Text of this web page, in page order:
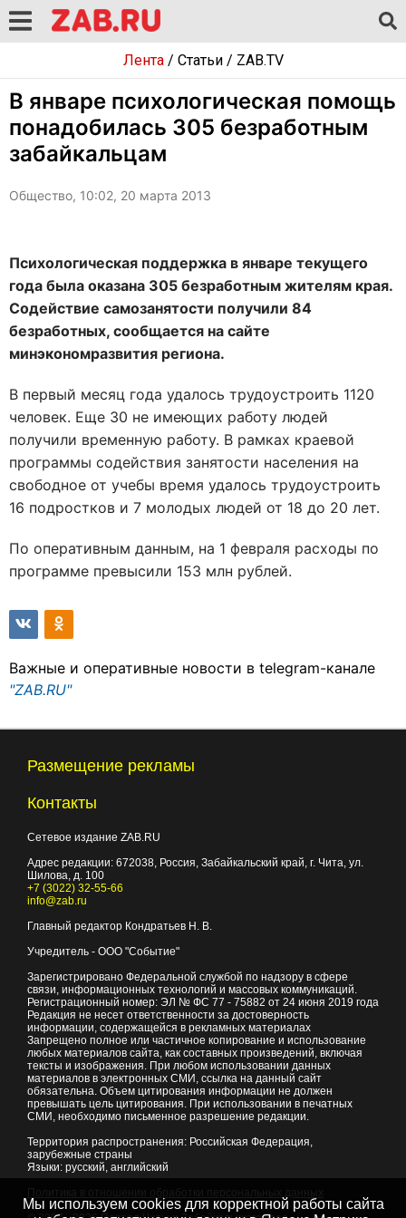
Лента/ Статьи/ ZAB.TV
В январе психологическая помощь
понадобилась 305 безработным
забайкальцам
Общество, 10:02, 20 марта 2013
Психологическая поддержка в январе текущего
года была оказана 305 безработным жителям края.
Содействие самозанятости получили 84
безработных, сообщается на сайте
минэкономразвития региона.
В первый месяц года удалось трудоустроить 1120
человек. Еще 30 не имеющих работу людей
получили временную работу. В рамках краевой
программы содействия занятости населения на
свободное от учебы время удалось трудоустроить
16 подростков и 7 молодых людей от 18 до 20 лет.
По оперативным данным, на 1 февраля расходы по
программе превысили 153 млн рублей.
Важные и оперативные новости в telegram-канале
"ZAB.RU"
Размещение рекламы
Контакты
Сетевое издание ZAB.RU
Адрес редакции: 672038, Россия, Забайкальский край, г. Чита, ул.
Шилова, д. 100
+7 (3022) 32-55-66
info@zab.ru
Главный редактор Кондратьев Н. В.
Учредитель - ООО "Событие"
Зарегистрировано Федеральной службой по надзору в сфере
связи, информационных технологий и массовых коммуникаций.
Регистрационный номер: ЭЛ № ФС 77 - 75882 от 24 июня 2019 года
Редакция не несет ответственности за достоверность
информации, содержащейся в рекламных материалах
Запрещено полное или частичное копирование и использование
любых материалов сайта, как составных произведений, включая
тексты и изображения. При любом использовании данных
материалов в электронных СМИ, ссылка на данный сайт
обязательна. Объем цитирования информации не должен
превышать цель цитирования. При использовании в печатных
СМИ, необходимо письменное разрешение редакции.
Территория распространения: Российская Федерация,
зарубежные страны
Языки: русский, английский
Мы используем cookies для корректной работы сайта